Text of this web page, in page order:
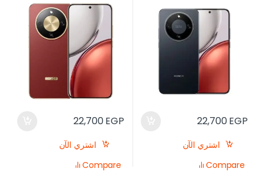
22,700EGP
اشتري الآن
Compare
في مصر
22,700EGP
اشتري الآن
Compare